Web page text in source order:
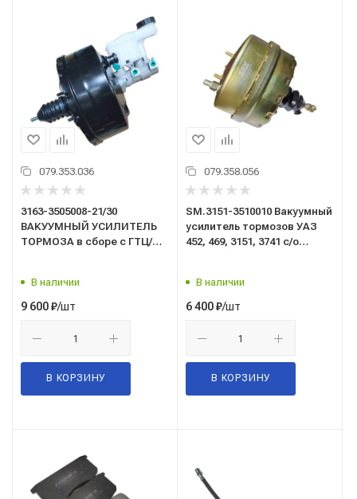
079.353.036
3163-3505008-21/30
ВАКУУМНЫЙ УСИЛИТЕЛЬ
ТОРМОЗА в сборе с ГТЦ/
В наличии
9 600₽/шт
В КОРЗИНУ
079.358.056
SM.3151-3510010 Вакуумный
усилитель тормозов УАЗ
452, 469, 3151, 3741 с/о
В наличии
6 400₽/шт
В КОРЗИНУ